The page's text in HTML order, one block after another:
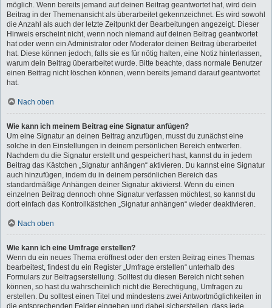
möglich. Wenn bereits jemand auf deinen Beitrag geantwortet hat, wird dein
Beitrag in der Themenansicht als überarbeitet gekennzeichnet. Es wird sowohl
die Anzahl als auch der letzte Zeitpunkt der Bearbeitungen angezeigt. Dieser
Hinweis erscheint nicht, wenn noch niemand auf deinen Beitrag geantwortet
hat oder wenn ein Administrator oder Moderator deinen Beitrag überarbeitet
hat. Diese können jedoch, falls sie es für nötig halten, eine Notiz hinterlassen,
warum dein Beitrag überarbeitet wurde. Bitte beachte, dass normale Benutzer
einen Beitrag nicht löschen können, wenn bereits jemand darauf geantwortet
hat.
Nach oben
Wie kann ich meinem Beitrag eine Signatur anfügen?
Um eine Signatur an deinen Beitrag anzufügen, musst du zunächst eine
solche in den Einstellungen in deinem persönlichen Bereich entwerfen.
Nachdem du die Signatur erstellt und gespeichert hast, kannst du in jedem
Beitrag das Kästchen „Signatur anhängen“ aktivieren. Du kannst eine Signatur
auch hinzufügen, indem du in deinem persönlichen Bereich das
standardmäßige Anhängen deiner Signatur aktivierst. Wenn du einen
einzelnen Beitrag dennoch ohne Signatur verfassen möchtest, so kannst du
dort einfach das Kontrollkästchen „Signatur anhängen“ wieder deaktivieren.
Nach oben
Wie kann ich eine Umfrage erstellen?
Wenn du ein neues Thema eröffnest oder den ersten Beitrag eines Themas
bearbeitest, findest du ein Register „Umfrage erstellen“ unterhalb des
Formulars zur Beitragserstellung. Solltest du diesen Bereich nicht sehen
können, so hast du wahrscheinlich nicht die Berechtigung, Umfragen zu
erstellen. Du solltest einen Titel und mindestens zwei Antwortmöglichkeiten in
die entsprechenden Felder eingeben und dabei sicherstellen, dass jede